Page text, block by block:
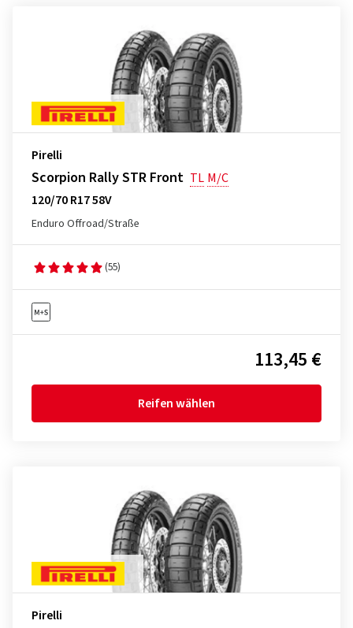
Pirelli
Scorpion Rally STR Front TL M/C
120/70 R17 58V
Enduro Offroad/Straße
(55)
113,45 €
Reifen wählen
Pirelli